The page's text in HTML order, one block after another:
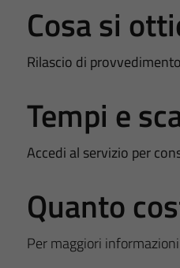
Cosa si
Rilascio di
Tempi e
Accedi al servizio per
Quanto
Per maggiori